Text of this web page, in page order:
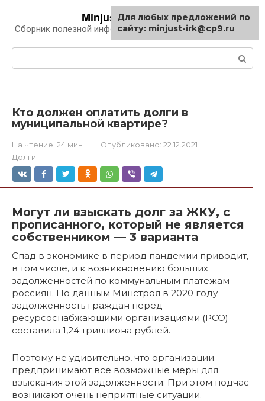
контенту
Minjust-irk.ru
Сборник полезной информации про автомобили
Кто должен оплатить долги в
муниципальной квартире?
На чтение: 24 мин Опубликовано: 22.12.2021
Долги
Могут ли взыскать долг за ЖКУ, с
прописанного, который не является
собственником — 3 варианта
Спад в экономике в период пандемии приводит,
в том числе, и к возникновению больших
задолженностей по коммунальным платежам
россиян. По данным Минстроя в 2020 году
задолженность граждан перед
ресурсоснабжающими организациями (РСО)
составила 1,24 триллиона рублей.
Поэтому не удивительно, что организации
предпринимают все возможные меры для
взыскания этой задолженности. При этом подчас
возникают очень неприятные ситуации.
Для любых предложений по
сайту: minjust-irk@cp9.ru